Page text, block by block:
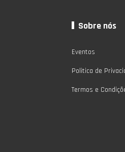
Sobre nós
Eventos
Politica de
Termos e